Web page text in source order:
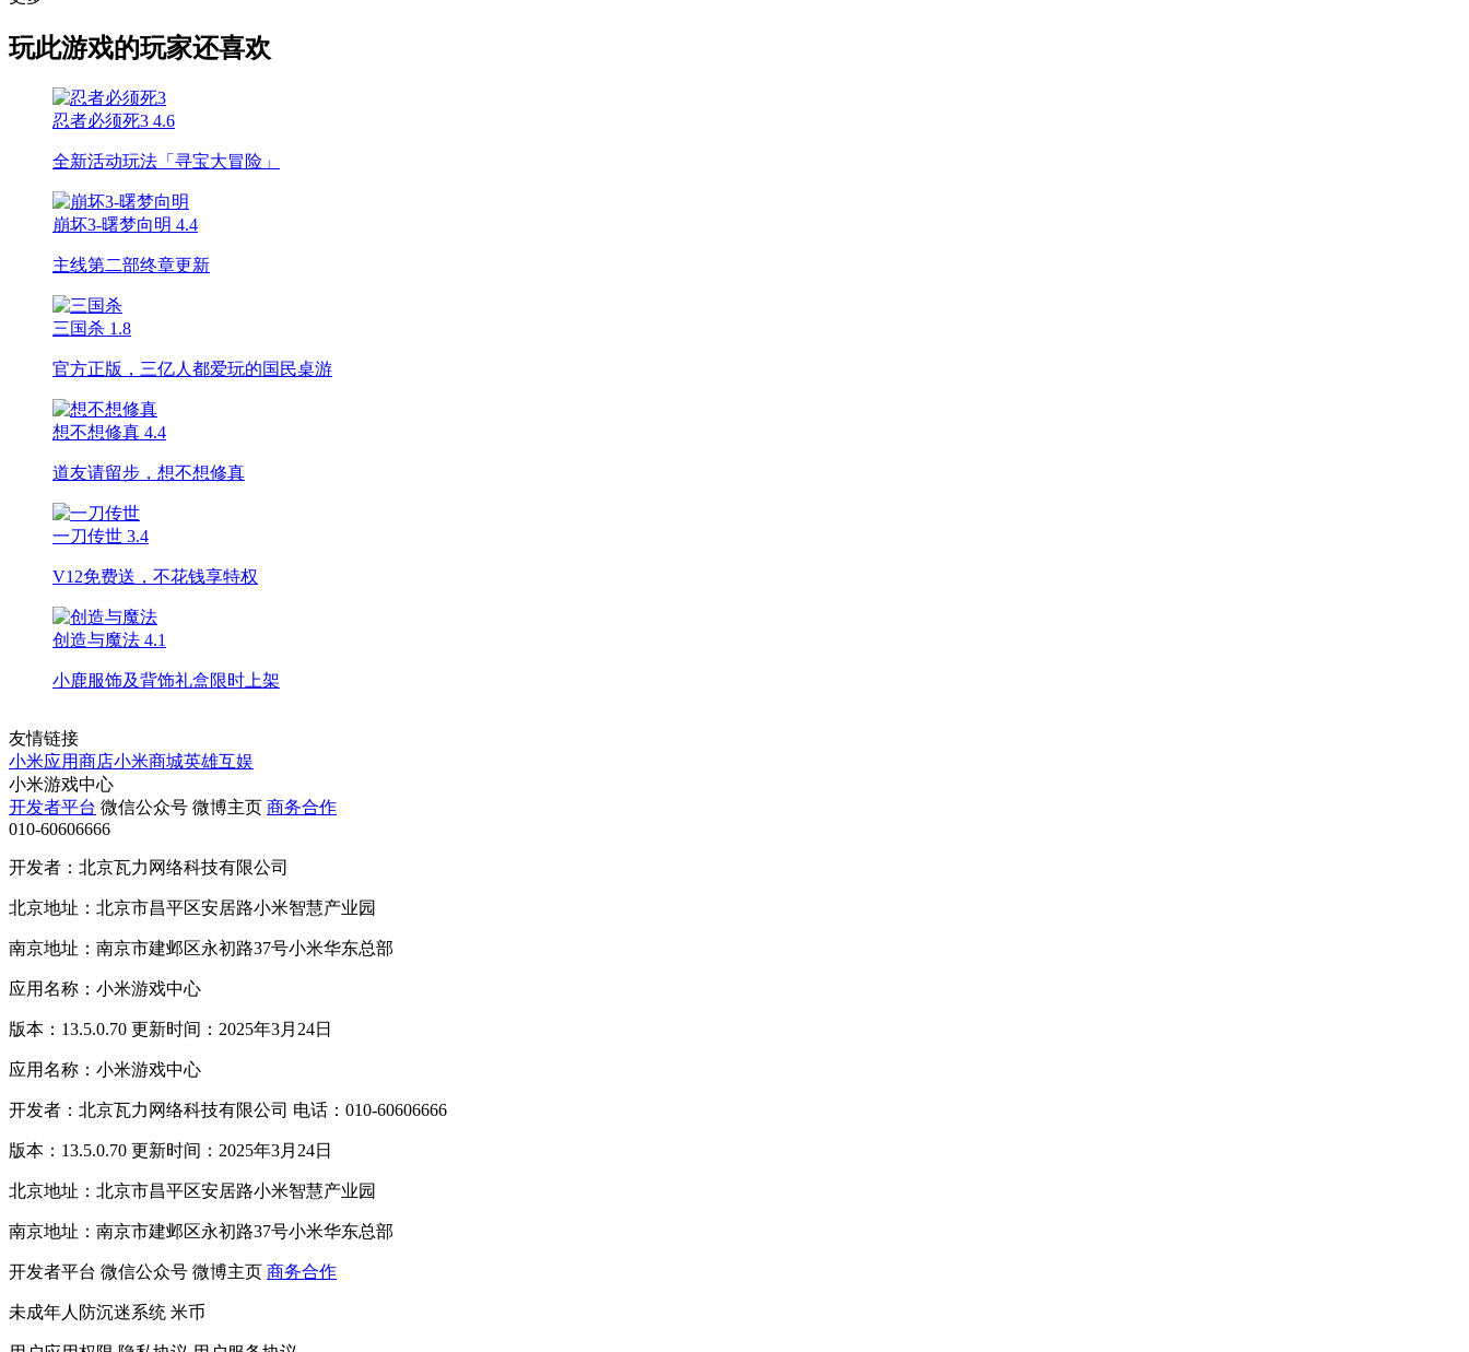
玩此游戏的玩家还喜欢
忍者必须死3 4.6
全新活动玩法「寻宝大冒险」
崩坏3-曙梦向明 4.4
主线第二部终章更新
三国杀 1.8
官方正版，三亿人都爱玩的国民桌游
想不想修真 4.4
道友请留步，想不想修真
一刀传世 3.4
V12免费送，不花钱享特权
创造与魔法 4.1
小鹿服饰及背饰礼盒限时上架
友情链接
小米应用商店小米商城英雄互娱
小米游戏中心
开发者平台 微信公众号 微博主页 商务合作
010-60606666
开发者：北京瓦力网络科技有限公司
北京地址：北京市昌平区安居路小米智慧产业园
南京地址：南京市建邺区永初路37号小米华东总部
应用名称：小米游戏中心
版本：13.5.0.70 更新时间：2025年3月24日
应用名称：小米游戏中心
开发者：北京瓦力网络科技有限公司 电话：010-60606666
版本：13.5.0.70 更新时间：2025年3月24日
北京地址：北京市昌平区安居路小米智慧产业园
南京地址：南京市建邺区永初路37号小米华东总部
开发者平台 微信公众号 微博主页 商务合作
未成年人防沉迷系统 米币